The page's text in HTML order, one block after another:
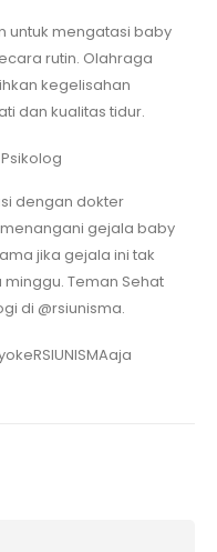
untuk mengatasi baby
rutin. Olahraga
kegelisahan
dan kualitas tidur.
dengan dokter
gejala baby
jika gejala ini tak
Teman Sehat
di @rsiunisma.